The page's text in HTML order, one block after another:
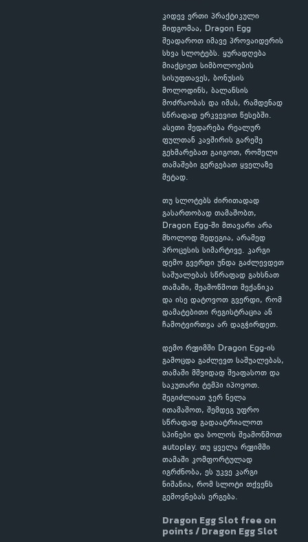
კიდევ ერთი პრაქტიკული
მიდგომაა, Dragon Egg
შეადაროთ იმავე პროვაიდერის
სხვა სლოტებს. ყურადღება
მიაქციეთ სიმბოლოების
სისუფთავეს, ბონუსის
მოლოდინს, ბალანსის
მოძრაობას და იმას, რამდენად
სწრაფად ერკვევით წესებში.
ასეთი შედარება რეალურ
ფულთან კავშირის გარეშე
გეხმარებათ გაიგოთ, რომელი
თამაშები გერგებათ ყველაზე
მეტად.
თუ სლოტებს ძირითადად
გასართობად თამაშობთ,
Dragon Egg-ში მთავარი არა
მხოლოდ შედეგია, არამედ
პროცესის სიმარტივე. კარგი
დემო გვერდი უნდა გაძლევდეთ
საშუალებას სწრაფად გახსნათ
თამაში, შეამოწმოთ მექანიკა
და ისე დატოვოთ გვერდი, რომ
დამატებითი რეგისტრაცია ან
ჩამოტვირთვა არ დაგჭირდეთ.
დემო რეჟიმში Dragon Egg-ის
გამოცდა გაძლევთ საშუალებას,
თამაში მშვიდად შეაფასოთ და
საკუთარი ტემპი იპოვოთ.
შეგიძლიათ ჯერ ნელა
ითამაშოთ, შემდეგ უფრო
სწრაფად გადაატრიალოთ
სპინები და ბოლოს შეამოწმოთ
autoplay. თუ ყველა რეჟიმში
თამაში კომფორტულად
იგრძნობა, ეს უკვე კარგი
ნიშანია, რომ სლოტი თქვენს
გემოვნებას ერგება.
Dragon Egg Slot free on
points / Dragon Egg Slot